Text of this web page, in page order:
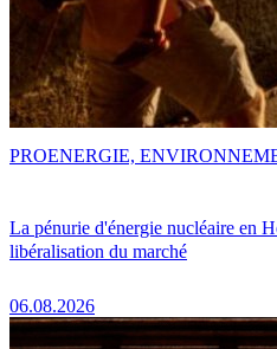
La pénurie d'énergie nucléaire en
libéralisation du marché
06.08.2026
PROENERGIE,